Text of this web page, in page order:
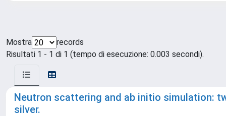
Mostra
records
Risultati 1 - 1 di 1 (tempo di esecuzione: 0.003 secondi).
Neutron scattering and ab initio simulation:
silver.